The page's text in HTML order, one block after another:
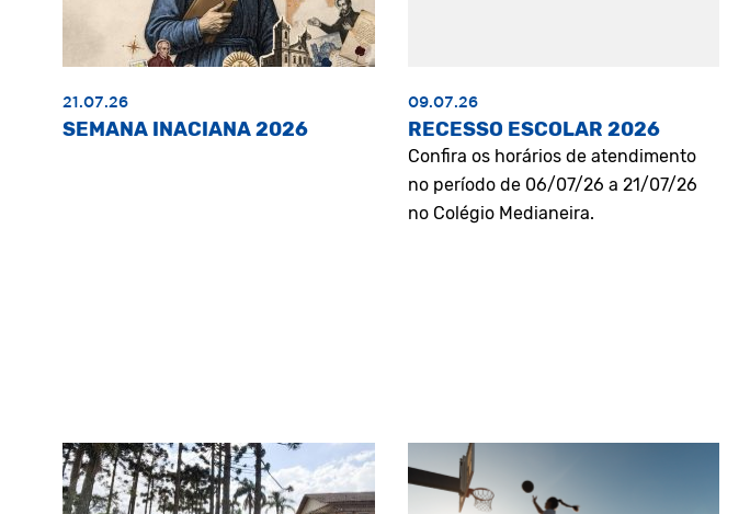
21.07.26
SEMANA INACIANA 2026
09.07.26
RECESSO ESCOLAR 2026
Confira os horários de atendimento
no período de 06/07/26 a 21/07/26
no Colégio Medianeira.